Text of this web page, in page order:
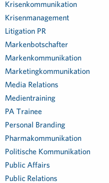
Krisenkommunikation
Krisenmanagement
Litigation PR
Markenbotschafter
Markenkommunikation
Marketingkommunikation
Media Relations
Medientraining
PA Trainee
Personal Branding
Pharmakommunikation
Politische Kommunikation
Public Affairs
Public Relations